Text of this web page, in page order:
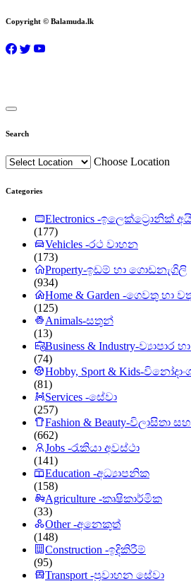
Copyright © Balamuda.lk
Search
Choose Location
Categories
Electronics -ඉලෙක්ට්‍රොනික්
(177)
Vehicles -රථ වාහන
(173)
Property-ඉඩම් හා ගොඩනැගිලි
(934)
Home & Garden -ගෙවතු හා
(125)
Animals-සතුන්
(13)
Business & Industry-ව්‍යාපාර
(74)
Hobby, Sport & Kids-
(81)
Services -සේවා
(257)
Fashion & Beauty-විලාසිතා
(662)
Jobs -රැකියා අවස්ථා
(141)
Education -අධ්‍යාපනික
(158)
Agriculture -කෘෂිකාර්මික
(33)
Other -අනෙකුත්
(148)
Construction -ඉදිකිරීම්
(95)
Transport -ප්‍රවාහන සේවා